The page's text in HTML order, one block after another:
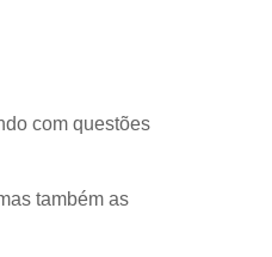
com questões
também as